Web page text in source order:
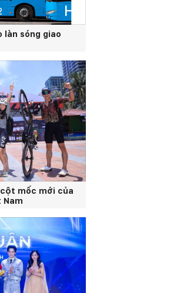
làn sóng giao
cột mốc mới của
Nam